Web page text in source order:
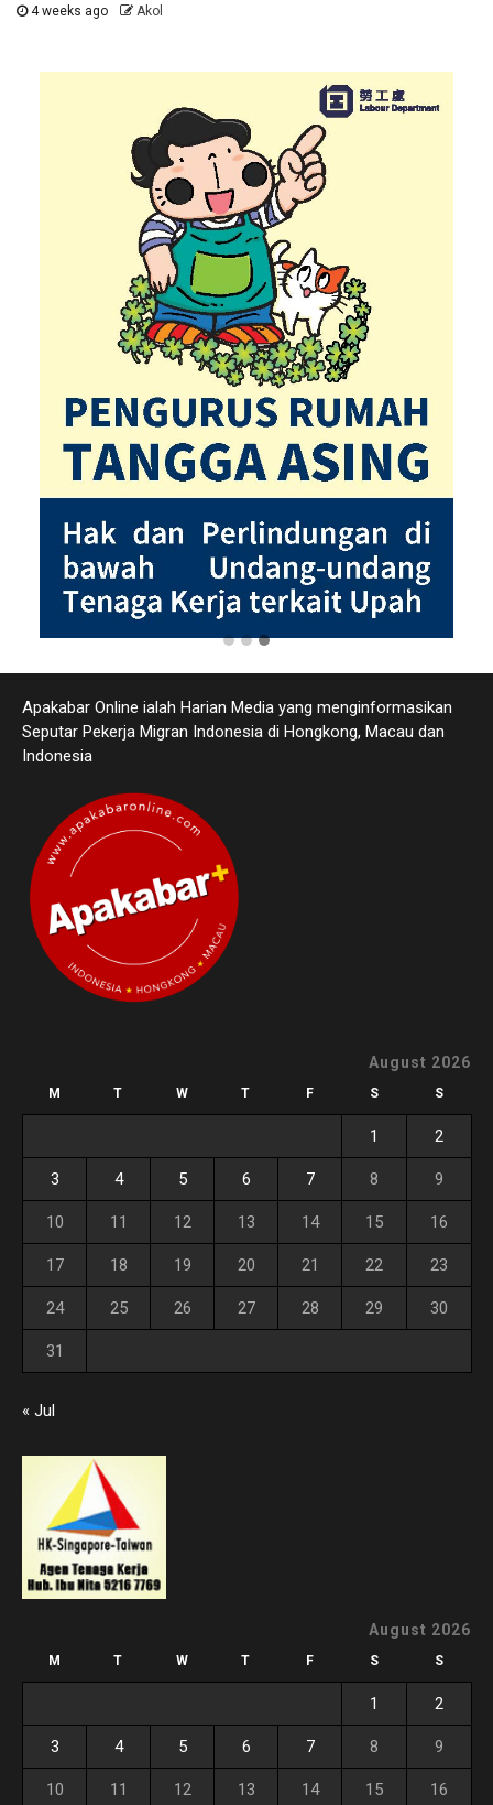
4 weeks ago Akol
Apakabar Online ialah Harian Media yang menginformasikan
Seputar Pekerja Migran Indonesia di Hongkong, Macau dan
Indonesia
August 2026
M T W T F S S
1 2
3 4 5 6 7 8 9
10 11 12 13 14 15 16
17 18 19 20 21 22 23
24 25 26 27 28 29 30
31
« Jul
August 2026
M T W T F S S
1 2
3 4 5 6 7 8 9
10 11 12 13 14 15 16